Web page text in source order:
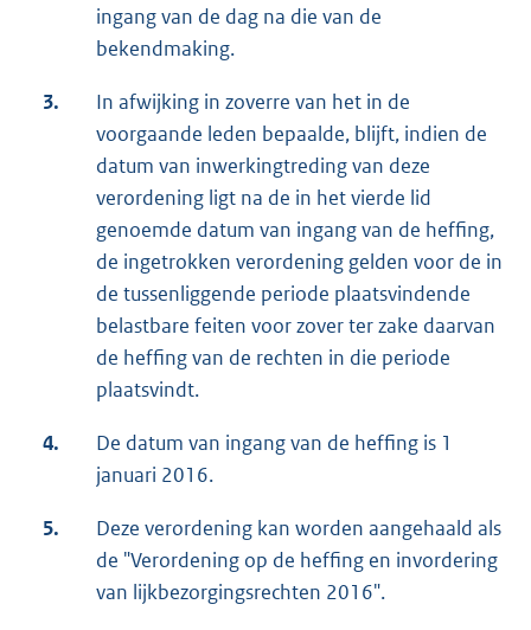
ingang van de dag na die van de
bekendmaking.
3.
In afwijking in zoverre van het in de
voorgaande leden bepaalde, blijft, indien de
datum van inwerkingtreding van deze
verordening ligt na de in het vierde lid
genoemde datum van ingang van de heffing,
de ingetrokken verordening gelden voor de in
de tussenliggende periode plaatsvindende
belastbare feiten voor zover ter zake daarvan
de heffing van de rechten in die periode
plaatsvindt.
4.
De datum van ingang van de heffing is 1
januari 2016.
5.
Deze verordening kan worden aangehaald als
de "Verordening op de heffing en invordering
van lijkbezorgingsrechten 2016".